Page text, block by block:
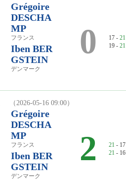
Grégoire
DESCHA
MP
フランス
Iben BER
GSTEIN
デンマーク
0 17 - 21
19 - 21
（2026-05-16 09:00）
Grégoire
DESCHA
MP
フランス
Iben BER
GSTEIN
デンマーク
2 21 - 17
21 - 16